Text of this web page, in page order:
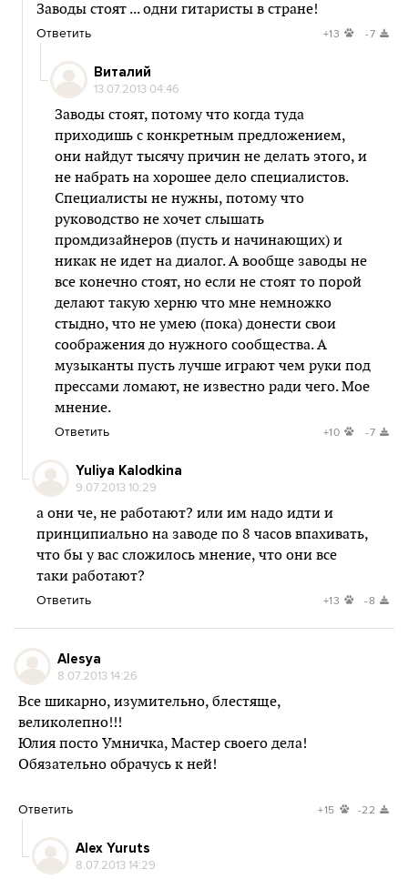
Заводы стоят ... одни гитаристы в стране!
Ответить +13 -7
Виталий
13.07.2013 04:46
Заводы стоят, потому что когда туда
приходишь с конкретным предложением,
они найдут тысячу причин не делать этого, и
не набрать на хорошее дело специалистов.
Специалисты не нужны, потому что
руководство не хочет слышать
промдизайнеров (пусть и начинающих) и
никак не идет на диалог. А вообще заводы не
все конечно стоят, но если не стоят то порой
делают такую херню что мне немножко
стыдно, что не умею (пока) донести свои
соображения до нужного сообщества. А
музыканты пусть лучше играют чем руки под
прессами ломают, не известно ради чего. Мое
мнение.
Ответить +10 -7
Yuliya Kalodkina
9.07.2013 10:29
а они че, не работают? или им надо идти и
принципиально на заводе по 8 часов впахивать,
что бы у вас сложилось мнение, что они все
таки работают?
Ответить +13 -8
Alesya
8.07.2013 14:26
Все шикарно, изумительно, блестяще,
великолепно!!!
Юлия посто Умничка, Мастер своего дела!
Обязательно обрачусь к ней!
Ответить +15 -22
Alex Yuruts
8.07.2013 14:29